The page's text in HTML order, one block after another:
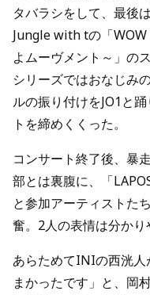
タバラシをして、最後
Jungle with tの「
よムーヴメント～」の
シリーズではおなじみ
ルの振り付けをJO1と
トを締めくくった。
コンサート終了後、暴
部とは裏腹に、「
と参加アーティストた
奮。2人の表情は分かり
あらためてINIの西洸人
まかったです」と、岡